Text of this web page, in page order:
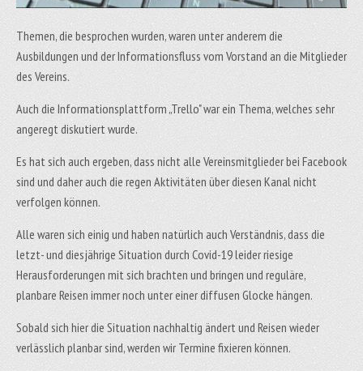
Themen, die besprochen wurden, waren unter anderem die
Ausbildungen und der Informationsfluss vom Vorstand an die Mitglieder
des Vereins.
Auch die Informationsplattform „Trello" war ein Thema, welches sehr
angeregt diskutiert wurde.
Es hat sich auch ergeben, dass nicht alle Vereinsmitglieder bei Facebook
sind und daher auch die regen Aktivitäten über diesen Kanal nicht
verfolgen können.
Alle waren sich einig und haben natürlich auch Verständnis, dass die
letzt- und diesjährige Situation durch Covid-19 leider riesige
Herausforderungen mit sich brachten und bringen und reguläre,
planbare Reisen immer noch unter einer diffusen Glocke hängen.
Sobald sich hier die Situation nachhaltig ändert und Reisen wieder
verlässlich planbar sind, werden wir Termine fixieren können.